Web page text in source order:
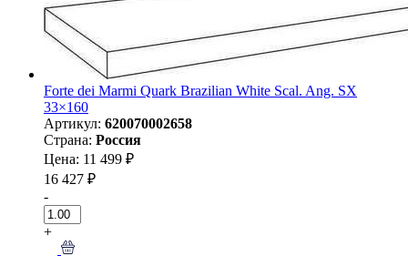
Forte dei Marmi Quark Brazilian White Scal. Ang. SX
33×160
Артикул: 620070002658
Страна: Россия
Цена: 11 499 ₽
16 427 ₽
-
+